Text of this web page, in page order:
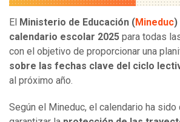
El Ministerio de Educación (Mineduc)
calendario escolar 2025 para todas
con el objetivo de proporcionar una
sobre las fechas clave del ciclo
al próximo año.
Según el Mineduc, el calendario ha sido